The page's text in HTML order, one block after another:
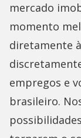
mercado
momento
diretamente
empregos e
brasileiro.